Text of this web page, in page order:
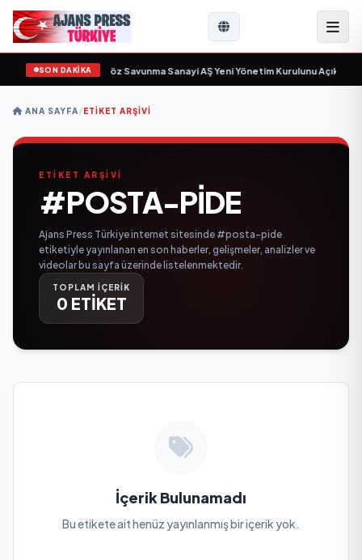
SON DAKİKA
gün sayıyor• Açıkgöz Savunma Sanayi AŞ Yeni Yönetim Kurulunu
ANA SAYFA/ETIKET ARŞIVI
ETİKET ARŞİVİ
#POSTA-PIDE
Ajans Press Türkiye internet sitesinde #posta-pide
etiketiyle yayınlanan en son haberler, gelişmeler, analizler ve
videolar bu sayfa üzerinde listelenmektedir.
TOPLAM İÇERİK
0 ETİKET
İçerik Bulunamadı
Bu etikete ait henüz yayınlanmış bir içerik yok.